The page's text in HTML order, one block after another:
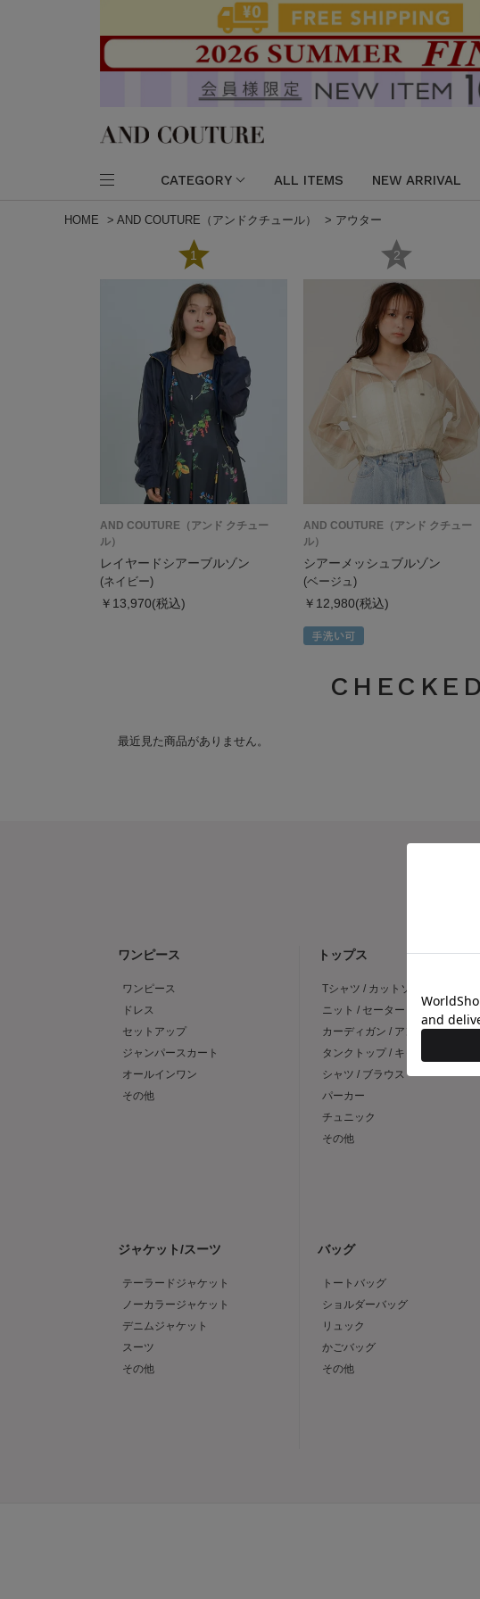
CATEGORY ALL ITEMS NEW ARRIVAL
HOME > AND COUTURE（アンドクチュール） > アウター
1
AND COUTURE（アンド クチュー
ル）
レイヤードシアーブルゾン
(ネイビー)
￥13,970(税込)
2
AND COUTURE（アンド クチュー
ル）
シアーメッシュブルゾン
(ベージュ)
￥12,980(税込)
最近見た商品がありません。
ワンピース
ワンピース
ドレス
セットアップ
ジャンパースカート
オールインワン
その他
トップス
Tシャツ / カットソー
ニット / セーター
カーディガン / アンサンブル
タンクトップ / キャミソール
シャツ / ブラウス
パーカー
チュニック
その他
ジャケット/スーツ
テーラードジャケット
ノーカラージャケット
デニムジャケット
スーツ
その他
バッグ
トートバッグ
ショルダーバッグ
リュック
かごバッグ
その他